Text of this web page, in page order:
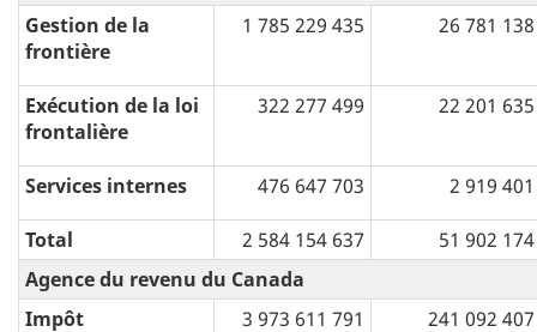
Gestion de la
frontière
1 785 229 435 26 781 138
Exécution de la loi
frontalière
322 277 499 22 201 635
Services internes 476 647 703 2 919 401
Total 2 584 154 637
51 902 174
Agence du revenu du Canada
Impôt
3 973 611 791 241 092 407